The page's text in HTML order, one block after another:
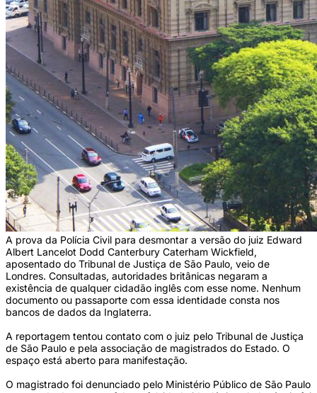
A prova da Polícia Civil para desmontar a versão do juiz Edward
Albert Lancelot Dodd Canterbury Caterham Wickfield,
aposentado do Tribunal de Justiça de São Paulo, veio de
Londres. Consultadas, autoridades britânicas negaram a
existência de qualquer cidadão inglês com esse nome. Nenhum
documento ou passaporte com essa identidade consta nos
bancos de dados da Inglaterra.
A reportagem tentou contato com o juiz pelo Tribunal de Justiça
de São Paulo e pela associação de magistrados do Estado. O
espaço está aberto para manifestação.
O magistrado foi denunciado pelo Ministério Público de São Paulo